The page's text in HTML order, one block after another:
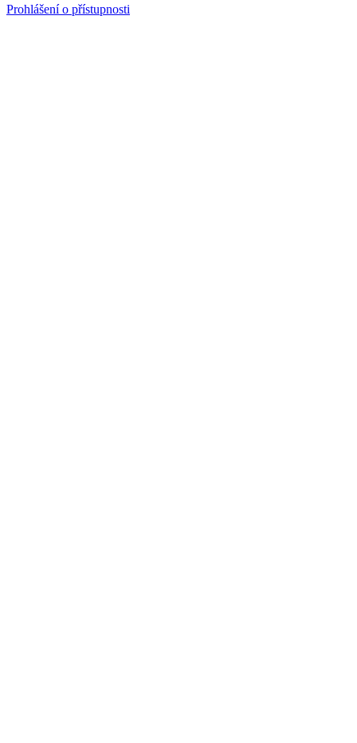
Prohlášení o přístupnosti